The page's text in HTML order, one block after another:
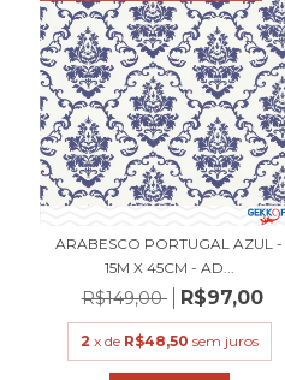
ARABESCO PORTUGAL AZUL -
15M X 45CM - AD...
R$149,00 R$97,00
2 x de R$48,50 sem juros